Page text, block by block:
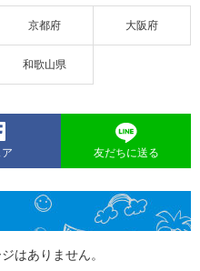
京都府 大阪府
和歌山県
友だちに送る
はありません。